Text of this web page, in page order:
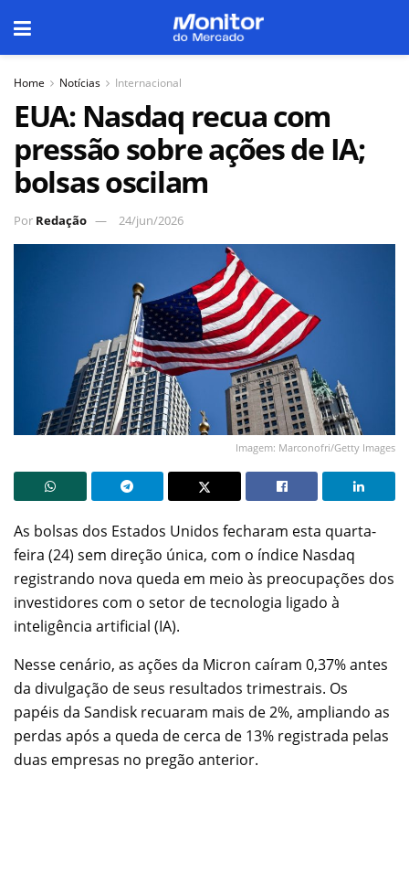
Home Notícias Internacional
EUA: Nasdaq recua com
pressão sobre ações de IA;
bolsas oscilam
Por Redação 24/jun/2026
Imagem: Marconofri/Getty Images
As bolsas dos Estados Unidos fecharam esta quarta-
feira (24) sem direção única, com o índice Nasdaq
registrando nova queda em meio às preocupações dos
investidores com o setor de tecnologia ligado à
inteligência artificial (IA).
Nesse cenário, as ações da Micron caíram 0,37% antes
da divulgação de seus resultados trimestrais. Os
papéis da Sandisk recuaram mais de 2%, ampliando as
perdas após a queda de cerca de 13% registrada pelas
duas empresas no pregão anterior.